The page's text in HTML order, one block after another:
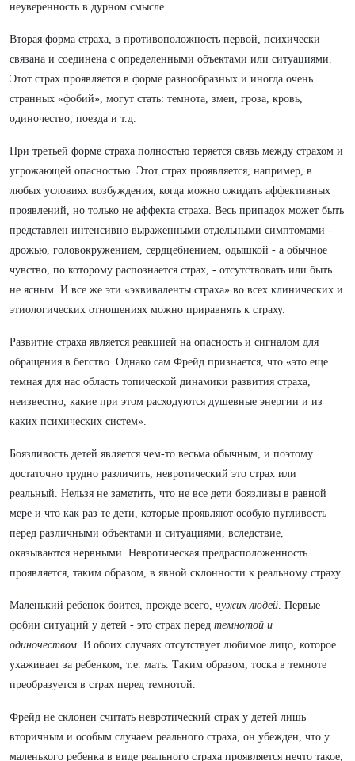
неуверенность в дурном смысле.
Вторая форма страха, в противоположность первой, психически
связана и соединена с определенными объектами или ситуациями.
Этот страх проявляется в форме разнообразных и иногда очень
странных «фобий», могут стать: темнота, змеи, гроза, кровь,
одиночество, поезда и т.д.
При третьей форме страха полностью теряется связь между страхом и
угрожающей опасностью. Этот страх проявляется, например, в
любых условиях возбуждения, когда можно ожидать аффективных
проявлений, но только не аффекта страха. Весь припадок может быть
представлен интенсивно выраженными отдельными симптомами -
дрожью, головокружением, сердцебиением, одышкой - а обычное
чувство, по которому распознается страх, - отсутствовать или быть
не ясным. И все же эти «эквиваленты страха» во всех клинических и
этиологических отношениях можно приравнять к страху.
Развитие страха является реакцией на опасность и сигналом для
обращения в бегство. Однако сам Фрейд признается, что «это еще
темная для нас область топической динамики развития страха,
неизвестно, какие при этом расходуются душевные энергии и из
каких психических систем».
Боязливость детей является чем-то весьма обычным, и поэтому
достаточно трудно различить, невротический это страх или
реальный. Нельзя не заметить, что не все дети боязливы в равной
мере и что как раз те дети, которые проявляют особую пугливость
перед различными объектами и ситуациями, вследствие,
оказываются нервными. Невротическая предрасположенность
проявляется, таким образом, в явной склонности к реальному страху.
Маленький ребенок боится, прежде всего, чужих людей. Первые
фобии ситуаций у детей - это страх перед темнотой и
одиночеством. В обоих случаях отсутствует любимое лицо, которое
ухаживает за ребенком, т.е. мать. Таким образом, тоска в темноте
преобразуется в страх перед темнотой.
Фрейд не склонен считать невротический страх у детей лишь
вторичным и особым случаем реального страха, он убежден, что у
маленького ребенка в виде реального страха проявляется нечто такое,